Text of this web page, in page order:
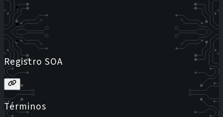
Registro SOA
Términos